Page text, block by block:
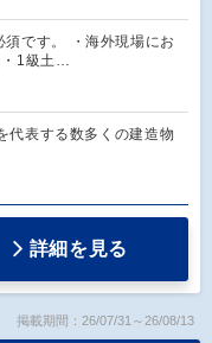
です。 ・海外現場にお
・1級土…
代表する数多くの建造物
詳細を見る
掲載期間：26/07/31～26/08/13